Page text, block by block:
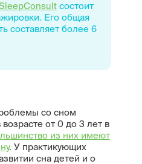
состоит
Его общая
составляет более 6
со сном
от 0 до 3 лет в
из них имеют
. У практикующих
сна детей и о